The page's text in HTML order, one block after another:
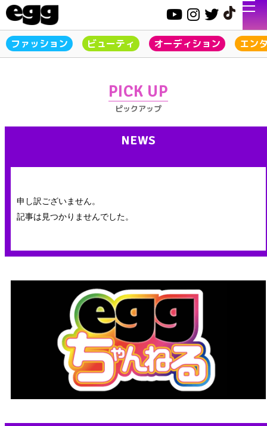
ファッション ビューティ オーディション エン
PICK UP
ピックアップ
NEWS
申し訳ございません。
記事は見つかりませんでした。